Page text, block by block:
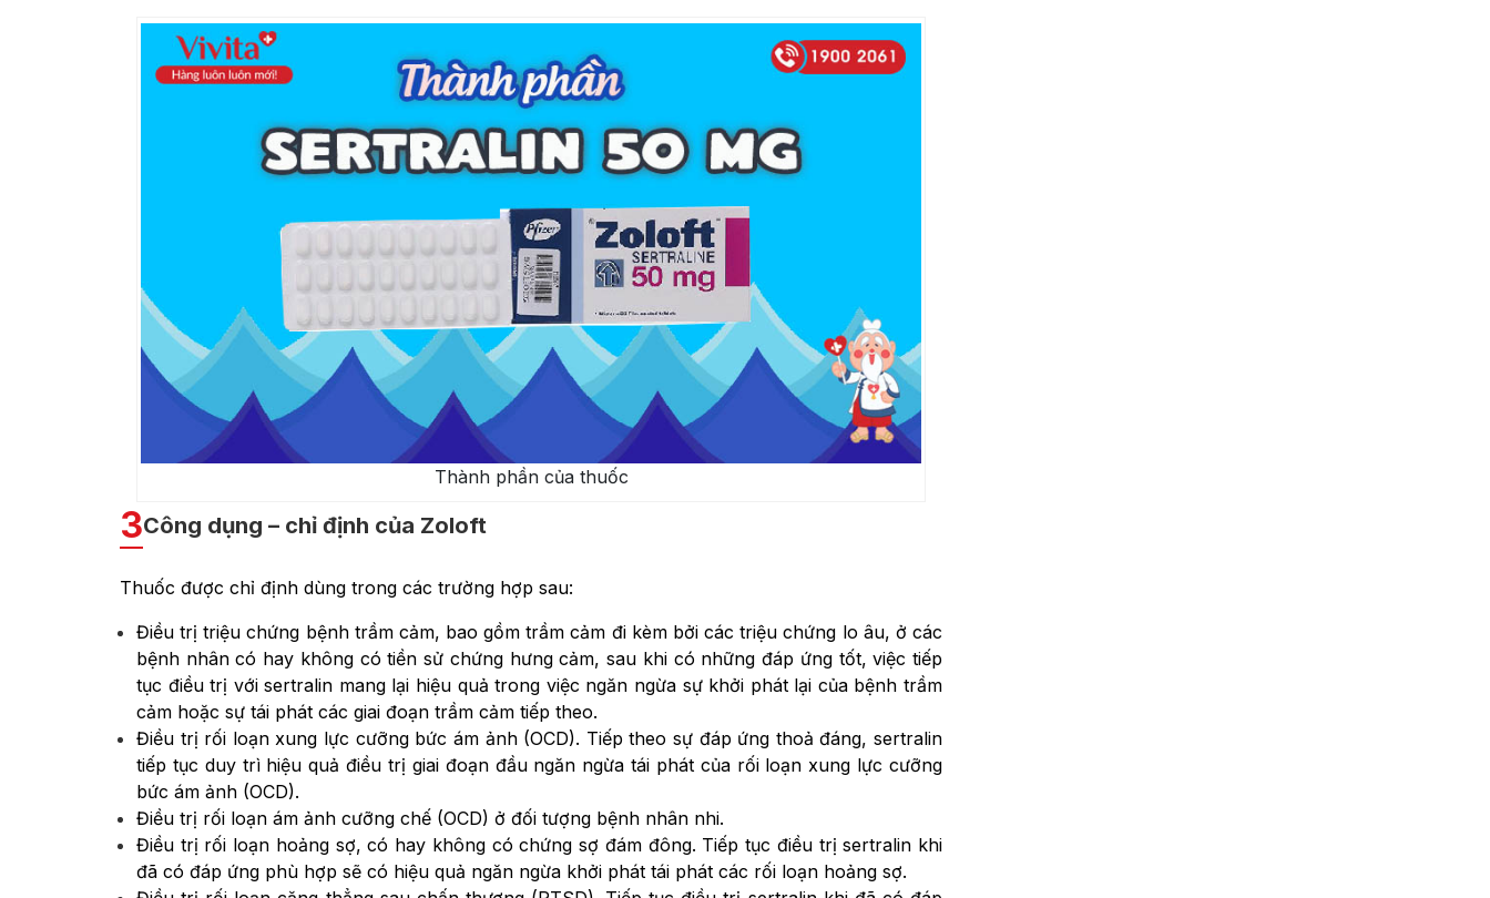
Thành phần của thuốc
3Công dụng – chỉ định của Zoloft
Thuốc được chỉ định dùng trong các trường hợp sau:
Điều trị triệu chứng bệnh trầm cảm, bao gồm trầm cảm đi kèm bởi các triệu chứng lo âu, ở các
bệnh nhân có hay không có tiền sử chứng hưng cảm, sau khi có những đáp ứng tốt, việc tiếp
tục điều trị với sertralin mang lại hiệu quả trong việc ngăn ngừa sự khởi phát lại của bệnh trầm
cảm hoặc sự tái phát các giai đoạn trầm cảm tiếp theo.
Điều trị rối loạn xung lực cưỡng bức ám ảnh (OCD). Tiếp theo sự đáp ứng thoả đáng, sertralin
tiếp tục duy trì hiệu quả điều trị giai đoạn đầu ngăn ngừa tái phát của rối loạn xung lực cưỡng
bức ám ảnh (OCD).
Điều trị rối loạn ám ảnh cưỡng chế (OCD) ở đối tượng bệnh nhân nhi.
Điều trị rối loạn hoảng sợ, có hay không có chứng sợ đám đông. Tiếp tục điều trị sertralin khi
đã có đáp ứng phù hợp sẽ có hiệu quả ngăn ngừa khởi phát tái phát các rối loạn hoảng sợ.